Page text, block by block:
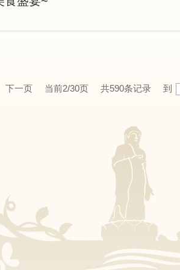
下一页 当前2/30页 共590条记录 到